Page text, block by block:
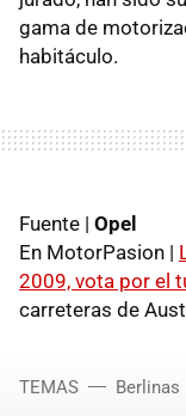
gama de
habitáculo.
Fuente | Opel
En MotorPasion |
2009, vota por el
carreteras de
TEMAS Berlinas